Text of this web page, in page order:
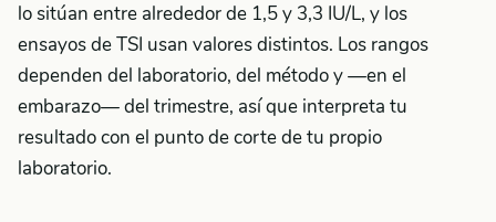
lo sitúan entre alrededor de 1,5 y 3,3 IU/L, y los
ensayos de TSI usan valores distintos. Los rangos
dependen del laboratorio, del método y —en el
embarazo— del trimestre, así que interpreta tu
resultado con el punto de corte de tu propio
laboratorio.